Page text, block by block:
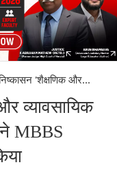
'शैक्षणिक और...
व्यावसायिक
ने MBBS